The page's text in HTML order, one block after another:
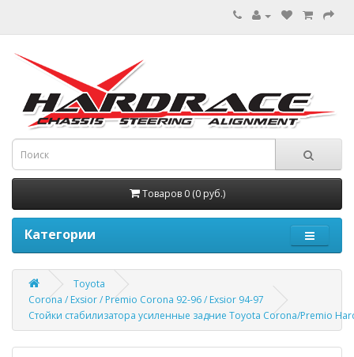
Товаров 0 (0 руб.)
Категории
Toyota
Corona / Exsior / Premio Corona 92-96 / Exsior 94-97
Стойки стабилизатора усиленные задние Toyota Corona/Premio